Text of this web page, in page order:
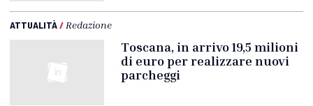
ATTUALITÀ/ Redazione
Toscana, in arrivo 19,5 milioni
di euro per realizzare nuovi
parcheggi